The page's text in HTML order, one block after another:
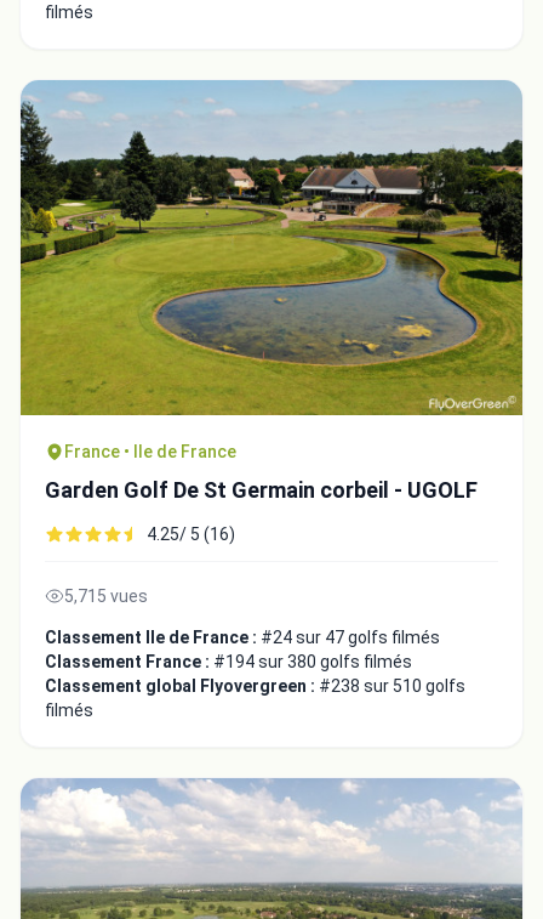
filmés
France • Ile de France
Garden Golf De St Germain corbeil - UGOLF
4.25/ 5 (16)
5,715 vues
Classement Ile de France : #24 sur 47 golfs filmés
Classement France : #194 sur 380 golfs filmés
Classement global Flyovergreen : #238 sur 510 golfs
filmés